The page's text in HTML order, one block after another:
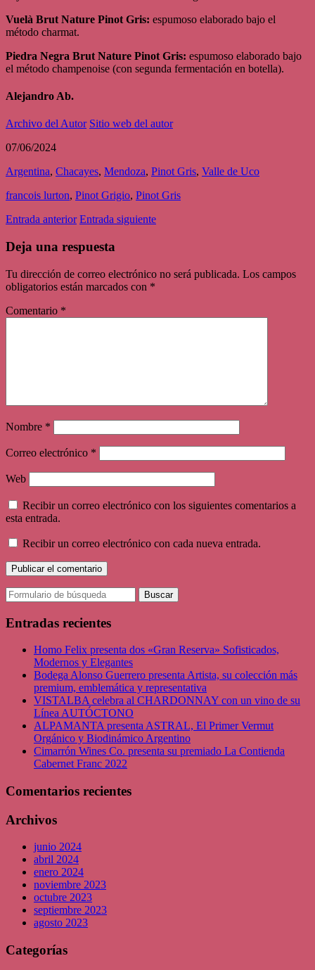
Vuelà Brut Nature Pinot Gris: espumoso elaborado bajo el
método charmat.
Piedra Negra Brut Nature Pinot Gris: espumoso elaborado bajo
el método champenoise (con segunda fermentación en botella).
Alejandro Ab.
Archivo del Autor Sitio web del autor
07/06/2024
Argentina, Chacayes, Mendoza, Pinot Gris, Valle de Uco
francois lurton, Pinot Grigio, Pinot Gris
Entrada anterior Entrada siguiente
Deja una respuesta
Tu dirección de correo electrónico no será publicada. Los campos
obligatorios están marcados con *
Comentario *
Nombre *
Correo electrónico *
Web
Recibir un correo electrónico con los siguientes comentarios a
esta entrada.
Recibir un correo electrónico con cada nueva entrada.
Buscar:
Entradas recientes
Homo Felix presenta dos «Gran Reserva» Sofisticados,
Modernos y Elegantes
Bodega Alonso Guerrero presenta Artista, su colección más
premium, emblemática y representativa
VISTALBA celebra al CHARDONNAY con un vino de su
Línea AUTÓCTONO
ALPAMANTA presenta ASTRAL, El Primer Vermut
Orgánico y Biodinámico Argentino
Cimarrón Wines Co. presenta su premiado La Contienda
Cabernet Franc 2022
Comentarios recientes
Archivos
junio 2024
abril 2024
enero 2024
noviembre 2023
octubre 2023
septiembre 2023
agosto 2023
Categorías